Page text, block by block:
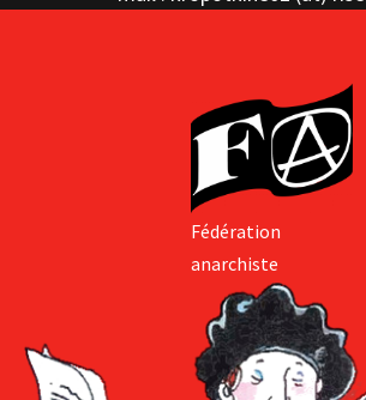
Fédération
anarchiste